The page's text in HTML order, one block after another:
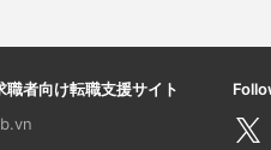
職者向け転職支援サイト